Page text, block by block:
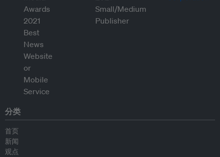
分类
首页
新闻
观点